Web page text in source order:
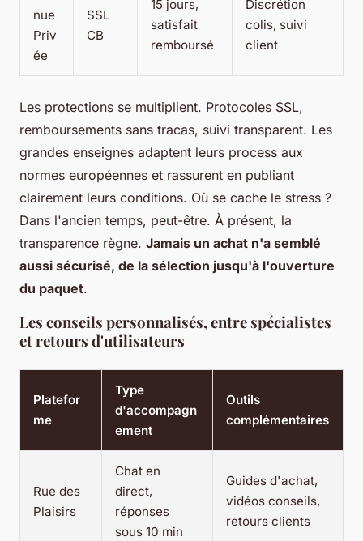
nue
Priv
ée
SSL
CB
15 jours,
satisfait
remboursé
Discrétion
colis, suivi
client
Les protections se multiplient. Protocoles SSL,
remboursements sans tracas, suivi transparent. Les
grandes enseignes adaptent leurs process aux
normes européennes et rassurent en publiant
clairement leurs conditions. Où se cache le stress ?
Dans l'ancien temps, peut-être. À présent, la
transparence règne. Jamais un achat n'a semblé
aussi sécurisé, de la sélection jusqu'à l'ouverture
du paquet.
Les conseils personnalisés, entre spécialistes
et retours d'utilisateurs
Platefor
me
Type
d'accompagn
ement
Outils
complémentaires
Rue des
Plaisirs
Chat en
direct,
réponses
sous 10 min
Guides d'achat,
vidéos conseils,
retours clients